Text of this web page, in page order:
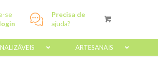
se
Precisa de
ajuda?
ARTESANAIS